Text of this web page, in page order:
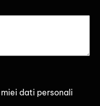
dati personali